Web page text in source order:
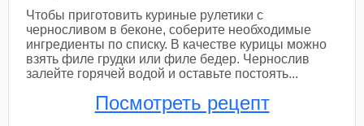
Чтобы приготовить куриные рулетики с
черносливом в беконе, соберите необходимые
ингредиенты по списку. В качестве курицы можно
взять филе грудки или филе бедер. Чернослив
залейте горячей водой и оставьте постоять...
Посмотреть рецепт